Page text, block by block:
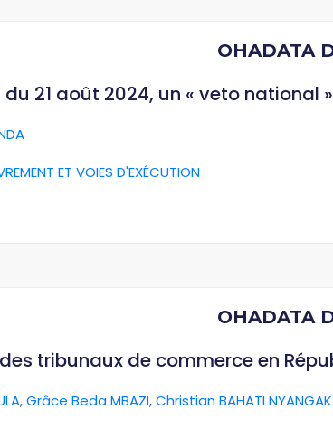
OHADATA
21 août 2024, un « veto national
ET VOIES D'EXÉCUTION
OHADATA
tribunaux de commerce en
,Grâce Beda MBAZI,Christian BAHATI